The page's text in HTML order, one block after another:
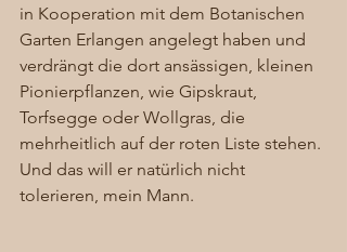
in Kooperation mit dem Botanischen
Garten Erlangen angelegt haben und
verdrängt die dort ansässigen, kleinen
Pionierpflanzen, wie Gipskraut,
Torfsegge oder Wollgras, die
mehrheitlich auf der roten Liste stehen.
Und das will er natürlich nicht
tolerieren, mein Mann.